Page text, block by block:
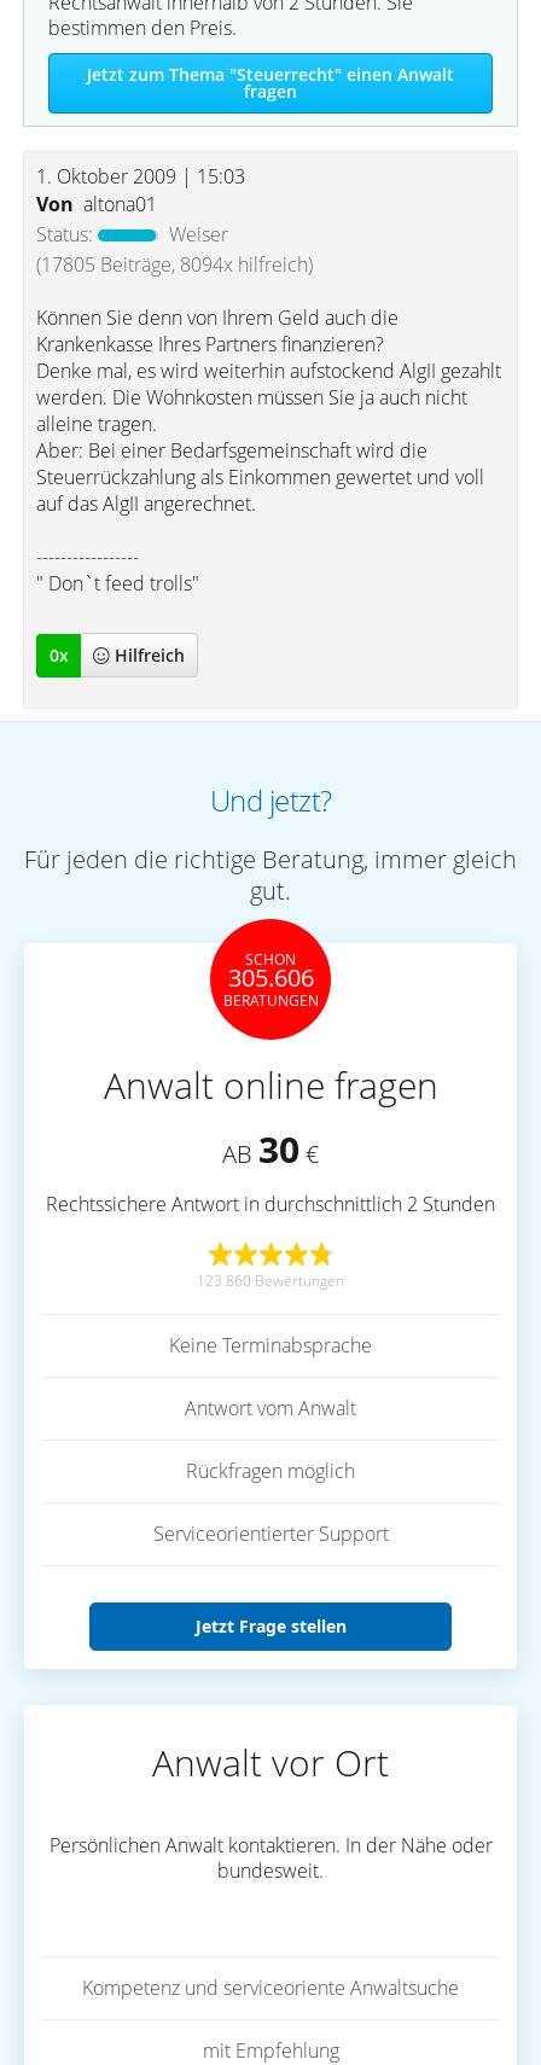
bestimmen den Preis.
Jetzt zum Thema "Steuerrecht" einen Anwalt
fragen
1. Oktober 2009 | 15:03
Von altona01
Status:
Weiser
(17805 Beiträge, 8094x hilfreich)
Können Sie denn von Ihrem Geld auch die
Krankenkasse Ihres Partners finanzieren?
Denke mal, es wird weiterhin aufstockend AlgII gezahlt
werden. Die Wohnkosten müssen Sie ja auch nicht
alleine tragen.
Aber: Bei einer Bedarfsgemeinschaft wird die
Steuerrückzahlung als Einkommen gewertet und voll
auf das AlgII angerechnet.
-----------------
" Don`t feed trolls"
0x Hilfreich
Und jetzt?
Für jeden die richtige Beratung, immer gleich
gut.
SCHON
305.606
BERATUNGEN
Anwalt online fragen
AB 30 €
Rechtssichere Antwort in durchschnittlich 2 Stunden
123.860 Bewertungen
Keine Terminabsprache
Antwort vom Anwalt
Rückfragen möglich
Serviceorientierter Support
Jetzt Frage stellen
Anwalt vor Ort
Persönlichen Anwalt kontaktieren. In der Nähe oder
bundesweit.
Kompetenz und serviceoriente Anwaltsuche
mit Empfehlung